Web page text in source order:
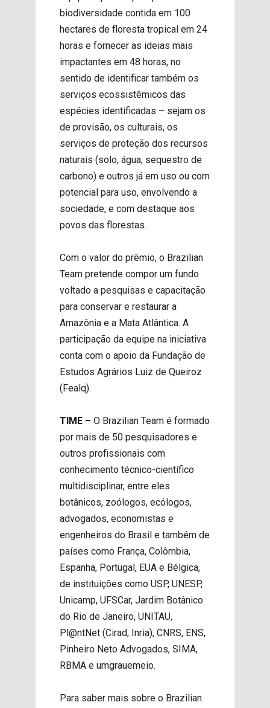
biodiversidade contida em 100
hectares de floresta tropical em 24
horas e fornecer as ideias mais
impactantes em 48 horas, no
sentido de identificar também os
serviços ecossistêmicos das
espécies identificadas – sejam os
de provisão, os culturais, os
serviços de proteção dos recursos
naturais (solo, água, sequestro de
carbono) e outros já em uso ou com
potencial para uso, envolvendo a
sociedade, e com destaque aos
povos das florestas.
Com o valor do prêmio, o Brazilian
Team pretende compor um fundo
voltado a pesquisas e capacitação
para conservar e restaurar a
Amazônia e a Mata Atlântica. A
participação da equipe na iniciativa
conta com o apoio da Fundação de
Estudos Agrários Luiz de Queiroz
(Fealq).
TIME – O Brazilian Team é formado
por mais de 50 pesquisadores e
outros profissionais com
conhecimento técnico-científico
multidisciplinar, entre eles
botânicos, zoólogos, ecólogos,
advogados, economistas e
engenheiros do Brasil e também de
países como França, Colômbia,
Espanha, Portugal, EUA e Bélgica,
de instituições como USP, UNESP,
Unicamp, UFSCar, Jardim Botânico
do Rio de Janeiro, UNITAU,
Pl@ntNet (Cirad, Inria), CNRS, ENS,
Pinheiro Neto Advogados, SIMA,
RBMA e umgrauemeio.
Para saber mais sobre o Brazilian